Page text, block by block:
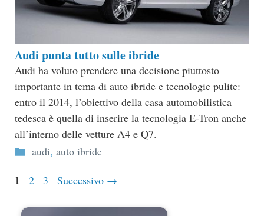
Audi punta tutto sulle ibride
Audi ha voluto prendere una decisione piuttosto
importante in tema di auto ibride e tecnologie pulite:
entro il 2014, l’obiettivo della casa automobilistica
tedesca è quella di inserire la tecnologia E-Tron anche
all’interno delle vetture A4 e Q7.
Categorie
audi, auto ibride
Pagina
1 Pagina
2 Pagina
3 Successivo →